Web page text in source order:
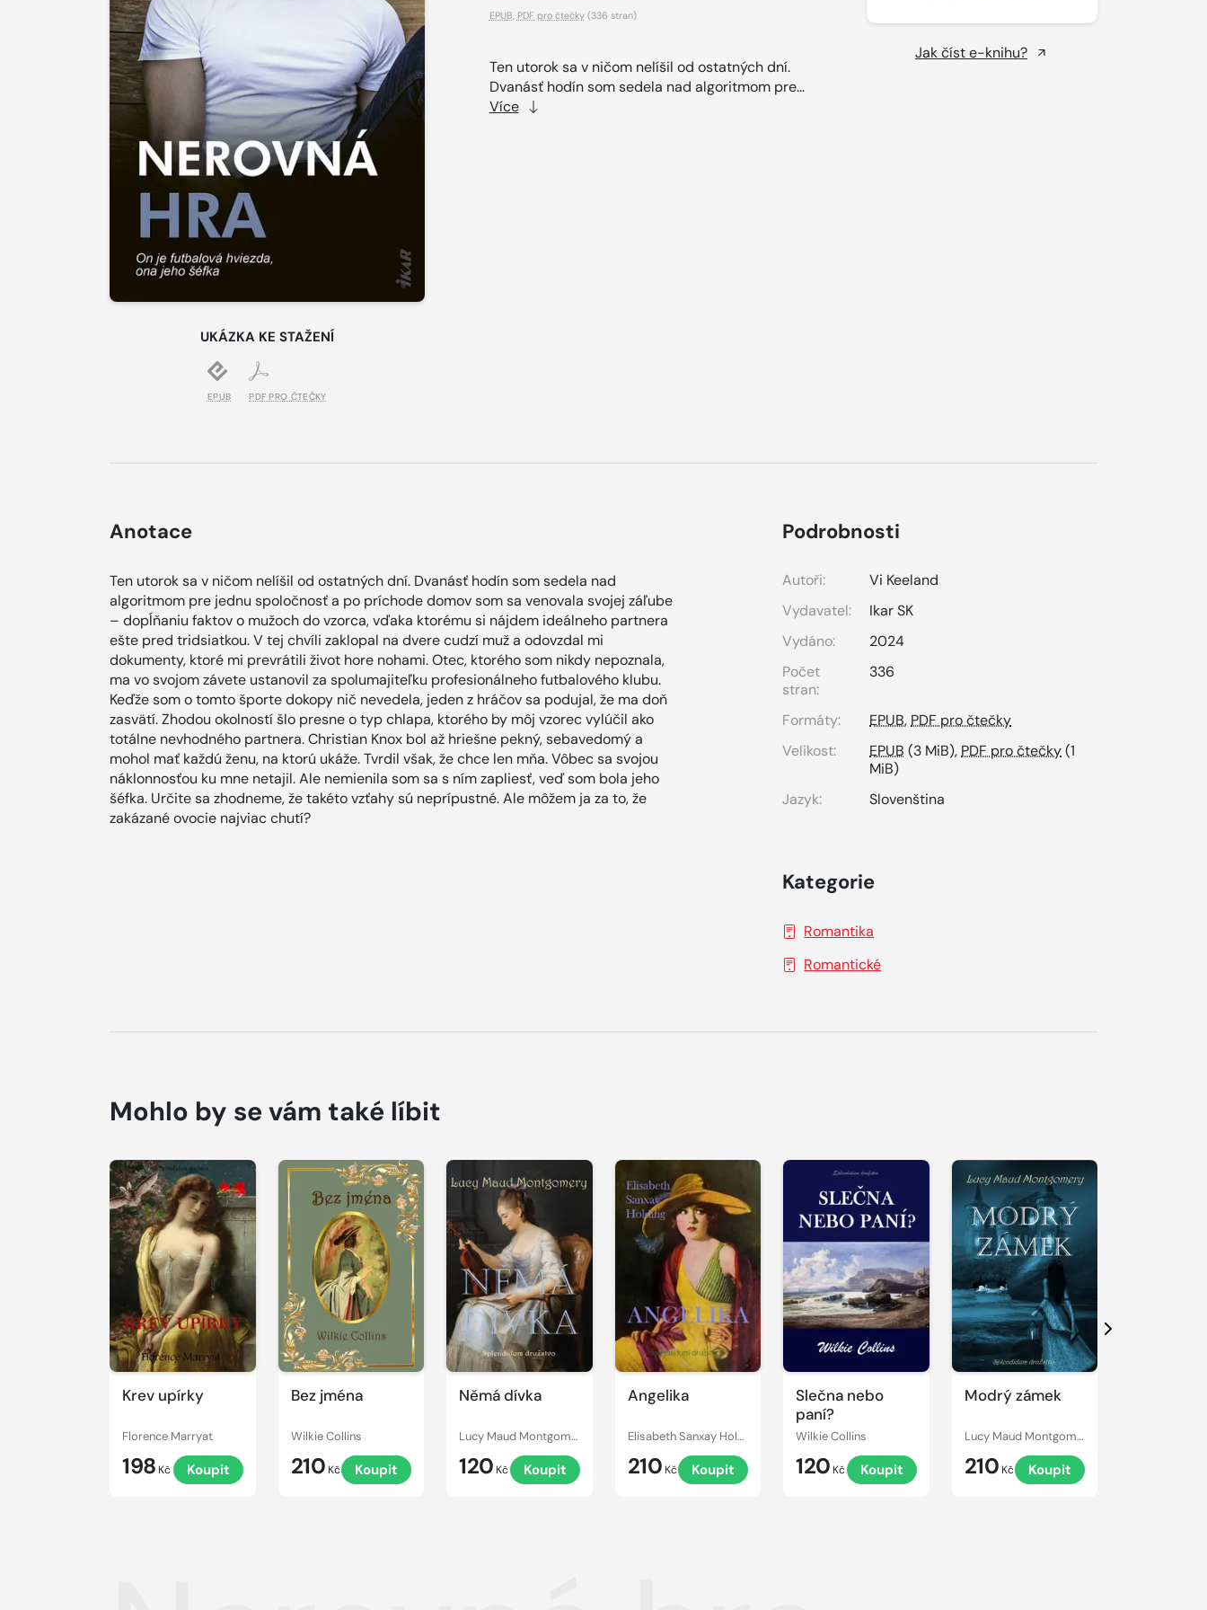
UKÁZKA KE STAŽENÍ
EPUB PDF PRO ČTEČKY
EPUB PDF pro čtečky(336 stran)
Ten utorok sa v ničom nelíšil od ostatných dní.
Dvanásť hodín som sedela nad algoritmom pre...
Více
Jak číst e-knihu?
Anotace
Ten utorok sa v ničom nelíšil od ostatných dní. Dvanásť hodín som sedela nad
algoritmom pre jednu spoločnosť a po príchode domov som sa venovala svojej záľube
– dopĺňaniu faktov o mužoch do vzorca, vďaka ktorému si nájdem ideálneho partnera
ešte pred tridsiatkou. V tej chvíli zaklopal na dvere cudzí muž a odovzdal mi
dokumenty, ktoré mi prevrátili život hore nohami. Otec, ktorého som nikdy nepoznala,
ma vo svojom závete ustanovil za spolumajiteľku profesionálneho futbalového klubu.
Keďže som o tomto športe dokopy nič nevedela, jeden z hráčov sa podujal, že ma doň
zasvätí. Zhodou okolností šlo presne o typ chlapa, ktorého by môj vzorec vylúčil ako
totálne nevhodného partnera. Christian Knox bol až hriešne pekný, sebavedomý a
mohol mať každú ženu, na ktorú ukáže. Tvrdil však, že chce len mňa. Vôbec sa svojou
náklonnosťou ku mne netajil. Ale nemienila som sa s ním zapliesť, veď som bola jeho
šéfka. Určite sa zhodneme, že takéto vzťahy sú neprípustné. Ale môžem ja za to, že
zakázané ovocie najviac chutí?
Podrobnosti
Autoři:
Vi Keeland
Vydavatel:
Ikar SK
Vydáno:
2024
Počet
stran:
336
Formáty: EPUB,PDF pro čtečky
Velikost:
EPUB (3 MiB),PDF pro čtečky(1
MiB)
Jazyk:
Slovenština
Kategorie
Romantika
Romantické
Mohlo by se vám také líbit
Krev upírky
Florence Marryat
198 Kč Koupit
Bez jména
Wilkie Collins
210 Kč Koupit
Němá dívka
Lucy Maud Montgomery
120 Kč Koupit
Angelika
Elisabeth Sanxay Holding
210 Kč Koupit
Slečna nebo
paní?
Wilkie Collins
120 Kč Koupit
Modrý zámek
Lucy Maud Montgomery
210 Kč Koupit
Další